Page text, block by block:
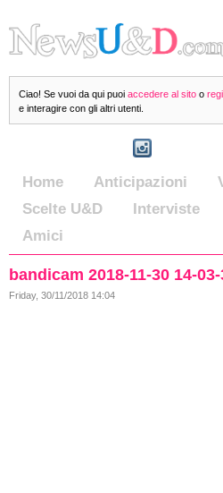
Ciao! Se vuoi da qui puoi accedere al sito o
e interagire con gli altri utenti.
Home Anticipazioni
Scelte U&D
Interviste
Amici
bandicam 2018-11-30 14-
Friday, 30/11/2018 14:04